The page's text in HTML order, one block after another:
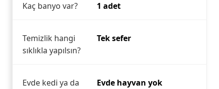
Kaç banyo var? 1 adet
Temizlik hangi
sıklıkla yapılsın?
Tek sefer
Evde kedi ya da
Evde hayvan yok